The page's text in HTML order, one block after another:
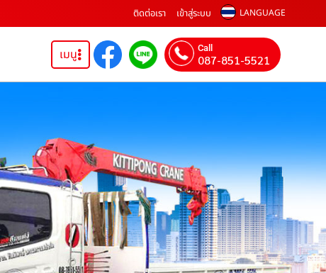
ติดต่อเรา เข้าสู่ระบบ LANGUAGE
เมนู Call
087-851-5521